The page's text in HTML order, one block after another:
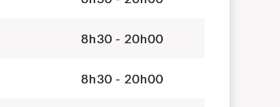
8h30 - 20h00
8h30 - 20h00